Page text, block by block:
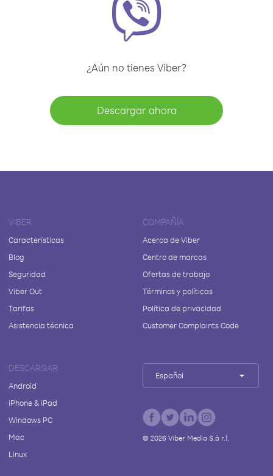
¿Aún no tienes Viber?
Descargar ahora
VIBER
Características
Blog
Seguridad
Viber Out
Tarifas
Asistencia técnica
COMPAÑÍA
Acerca de Viber
Centro de marcas
Ofertas de trabajo
Términos y políticas
Política de privacidad
Customer Complaints Code
DESCARGAR
Android
iPhone & iPad
Windows PC
Mac
Linux
Español
© 2026Viber Media S.à r.l.